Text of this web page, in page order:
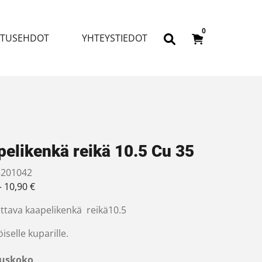
YHTEYSTIEDOT
0
reikä 10.5 Cu 35
10,90€Hintaluokka: 2,20 € - 10,90 €
kaapelikenkä reikä10.5
kuparille.